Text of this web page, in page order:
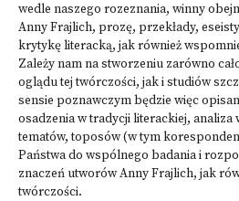
wedle naszego rozeznania, winny
Anny Frajlich, prozę, przekłady,
krytykę literacką, jak również
Zależy nam na stworzeniu zarówno
oglądu tej twórczości, jak i studiów
sensie poznawczym będzie więc
osadzenia w tradycji literackiej, analiza
tematów, toposów (w tym
Państwa do wspólnego badania i
znaczeń utworów Anny Frajlich, jak
twórczości.